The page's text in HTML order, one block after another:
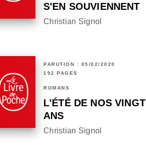
S'EN SOUVIENNENT
Christian Signol
PARUTION : 05/02/2020
192 PAGES
ROMANS
L'ÉTÉ DE NOS VINGT
ANS
Christian Signol